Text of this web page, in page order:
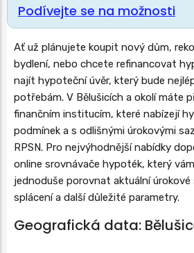
Podívejte se na možnosti
Ať už plánujete koupit nový dům,
bydlení, nebo chcete refinancovat
najít hypoteční úvěr, který bude
potřebám. V Bělušicích a okolí máte
finančním institucím, které nabízejí
podmínek a s odlišnými úrokovými
RPSN. Pro nejvýhodnější nabídky
online srovnávače hypoték, který
jednoduše porovnat aktuální úrokové
splácení a další důležité parametry.
Geografická data: